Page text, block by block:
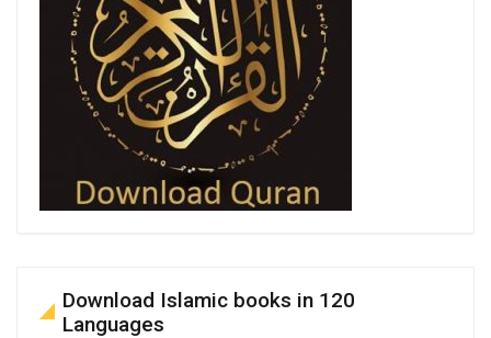
Download Islamic books in 120
Languages